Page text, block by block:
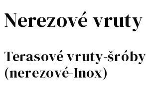
Nerezové vruty
Terasové vruty-šróby
(nerezové-Inox)